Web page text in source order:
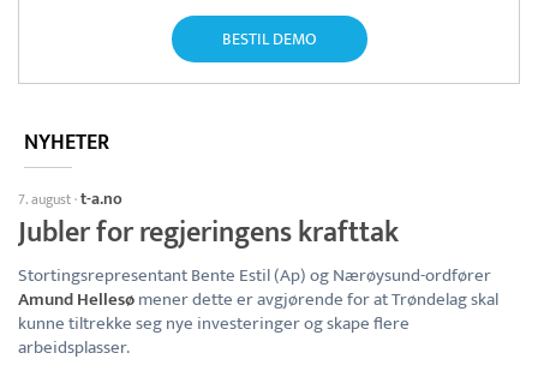
BESTIL DEMO
NYHETER
7. august·t-a.no
Jubler for regjeringens krafttak
Stortingsrepresentant Bente Estil (Ap) og Nærøysund-ordfører
Amund Hellesømener dette er avgjørende for at Trøndelag skal
kunne tiltrekke seg nye investeringer og skape flere
arbeidsplasser.